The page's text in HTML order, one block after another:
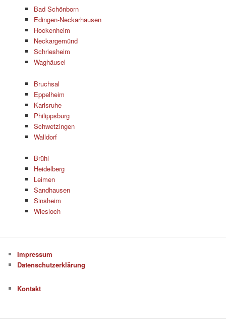
Bad Schönborn
Edingen-Neckarhausen
Hockenheim
Neckargemünd
Schriesheim
Waghäusel
Bruchsal
Eppelheim
Karlsruhe
Philippsburg
Schwetzingen
Walldorf
Brühl
Heidelberg
Leimen
Sandhausen
Sinsheim
Wiesloch
Impressum
Datenschutzerklärung
Kontakt